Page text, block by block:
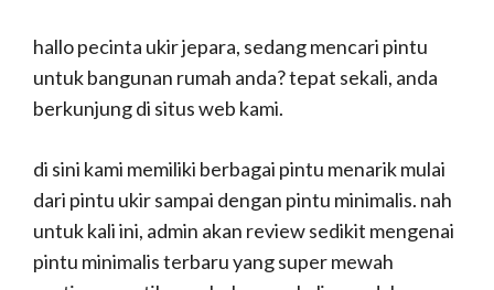
hallo pecinta ukir jepara, sedang mencari pintu
untuk bangunan rumah anda? tepat sekali, anda
berkunjung di situs web kami.
di sini kami memiliki berbagai pintu menarik mulai
dari pintu ukir sampai dengan pintu minimalis. nah
untuk kali ini, admin akan review sedikit mengenai
pintu minimalis terbaru yang super mewah